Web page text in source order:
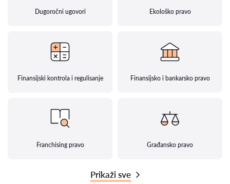
Dugoročni ugovori Ekološko pravo
Finansijski kontrola i regulisanje Finansijsko i bankarsko pravo
Franchising pravo Građansko pravo
Prikaži sve